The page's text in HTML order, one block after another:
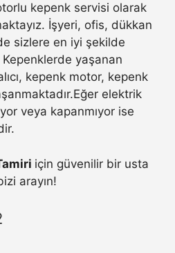
kepenk servisi olarak
İşyeri, ofis, dükkan
sizlere en iyi şekilde
Kepenklerde yaşanan
kepenk motor, kepenk
elektrik
veya kapanmıyor ise
için güvenilir bir usta
arayın!